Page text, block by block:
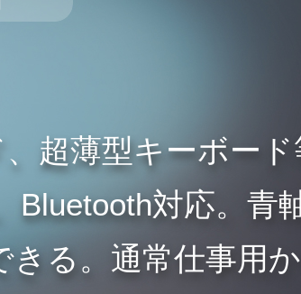
超薄型キーボード
Bluetooth対応。青
る。通常仕事用